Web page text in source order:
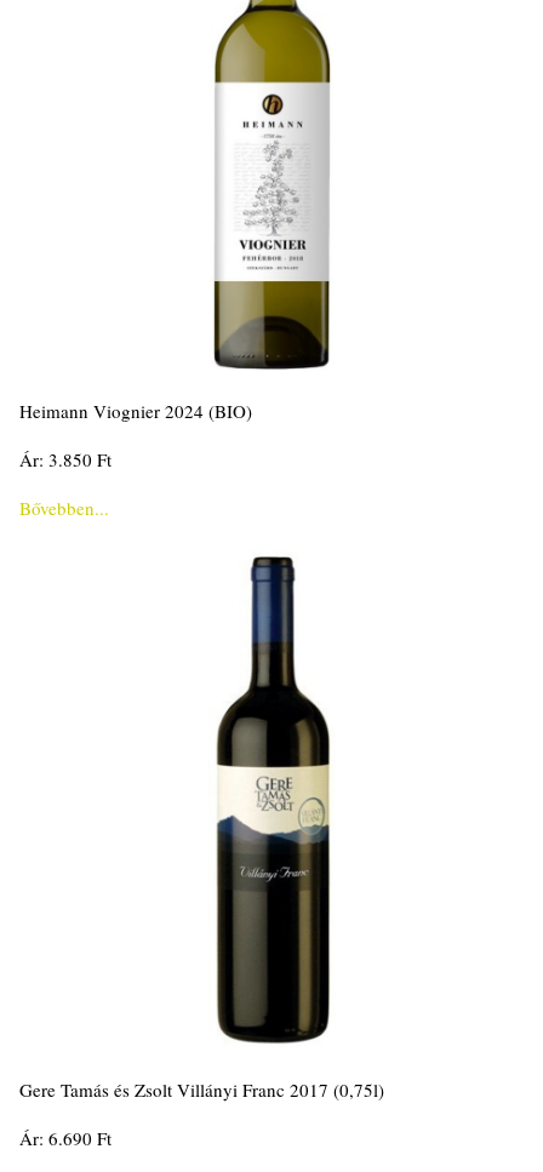
Heimann Viognier 2024 (BIO)
Ár: 3.850 Ft
Bővebben...
Gere Tamás és Zsolt Villányi Franc 2017 (0,75l)
Ár: 6.690 Ft